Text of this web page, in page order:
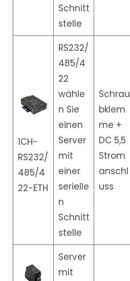
Schnitt
stelle
1CH-
RS232/
485/4
22-ETH
RS232/
485/4
22
wähle
n Sie
einen
Server
mit
einer
serielle
n
Schnitt
stelle
Schrau
bklem
me +
DC 5,5
Strom
anschl
uss
Server
mit